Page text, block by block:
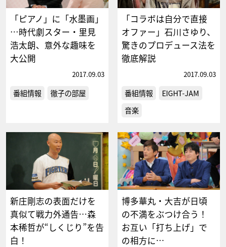
「ピアノ」に「水墨画」
…時代劇スター・里見
浩太朗、意外な趣味を
大公開
2017.09.03
番組情報 徹子の部屋
「コラボは自分で直接
オファー」石川さゆり、
驚きのプロデュース法を
徹底解説
2017.09.03
番組情報
EIGHT-JAM
音楽
新庄剛志の表面だけを
真似て戦力外通告…森
本稀哲が“しくじり”を告
白！
博多華丸・大吉が日頃
の不満をぶつけ合う！
お互い「打ち上げ」で
の相方に…